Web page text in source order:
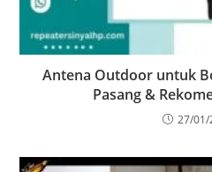
Antena Outdoor untuk
Pasang &
27/01/